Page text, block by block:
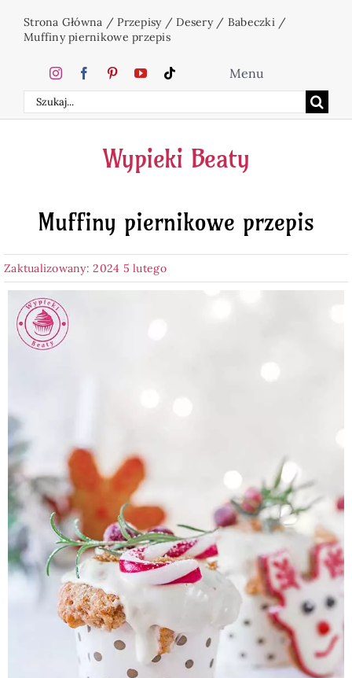
zawartości
Strona Główna /Przepisy/Desery/ Babeczki/
Muffiny piernikowe przepis
Szukaj
Menu
Home
Ciasta
Desery
Posiłki
Zdrowo i fit
Kuchnie świata
SKLEP
Wypieki Beaty
Muffiny piernikowe przepis
Zaktualizowany: 2024 5 lutego